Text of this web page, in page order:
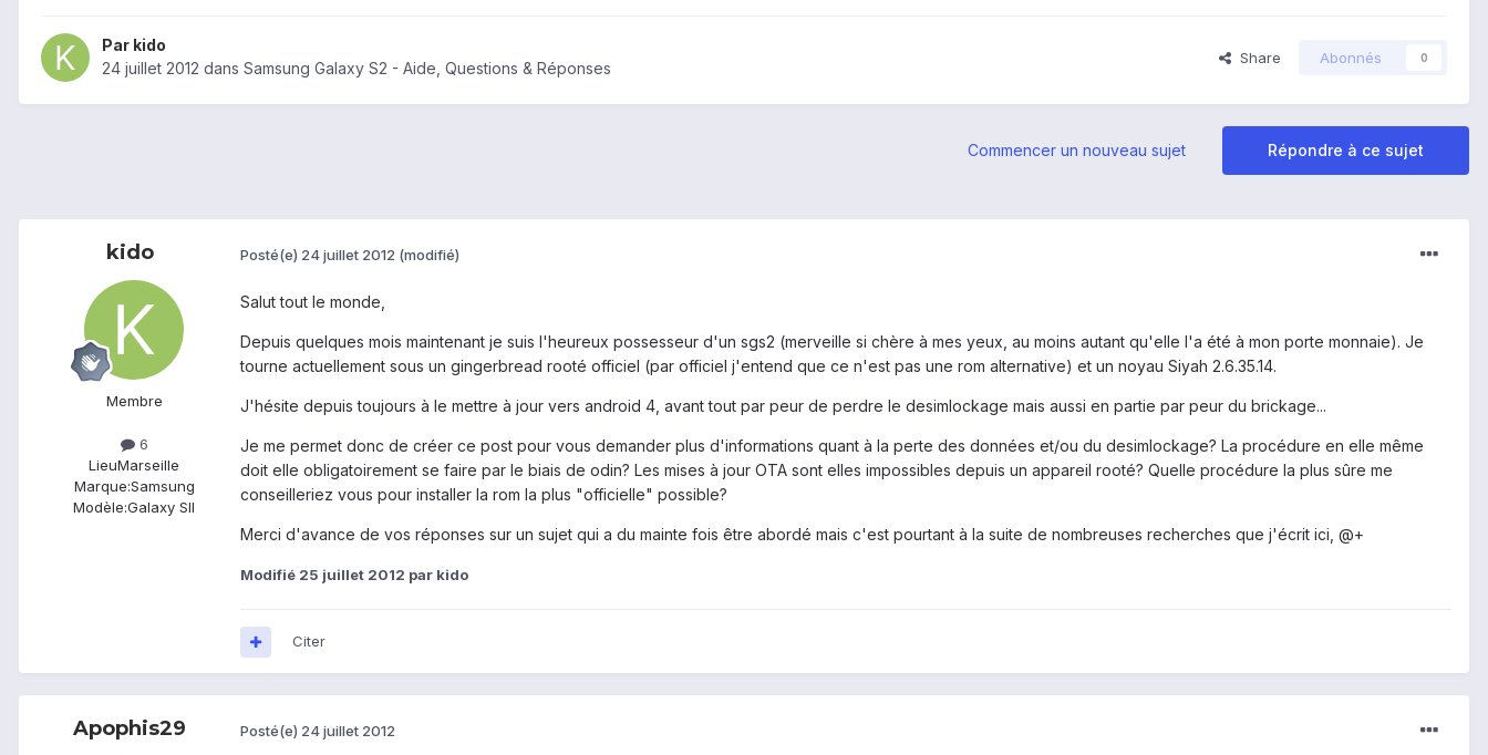
Par kido
24 juillet 2012 dans Samsung Galaxy S2 - Aide, Questions & Réponses
Share Abonnés 0
Répondre à ce sujet
Commencer un nouveau sujet
kido
Membre
6
LieuMarseille
Marque:Samsung
Modèle:Galaxy SII
Posté(e) 24 juillet 2012 (modifié)
Salut tout le monde,
Depuis quelques mois maintenant je suis l'heureux possesseur d'un sgs2 (merveille si chère à mes yeux, au moins autant qu'elle l'a été à mon porte monnaie). Je
tourne actuellement sous un gingerbread rooté officiel (par officiel j'entend que ce n'est pas une rom alternative) et un noyau Siyah 2.6.35.14.
J'hésite depuis toujours à le mettre à jour vers android 4, avant tout par peur de perdre le desimlockage mais aussi en partie par peur du brickage...
Je me permet donc de créer ce post pour vous demander plus d'informations quant à la perte des données et/ou du desimlockage? La procédure en elle même
doit elle obligatoirement se faire par le biais de odin? Les mises à jour OTA sont elles impossibles depuis un appareil rooté? Quelle procédure la plus sûre me
conseilleriez vous pour installer la rom la plus "officielle" possible?
Merci d'avance de vos réponses sur un sujet qui a du mainte fois être abordé mais c'est pourtant à la suite de nombreuses recherches que j'écrit ici, @+
Modifié 25 juillet 2012 par kido
Citer
Apophis29 Posté(e) 24 juillet 2012